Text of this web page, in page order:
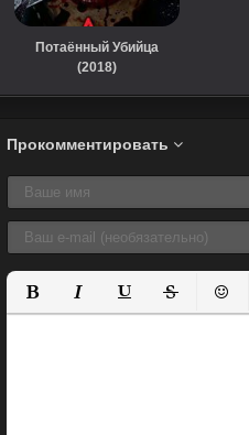
Потаённый Убийца
(2018)
Прокомментировать
Полужирный
КурсивПодчеркнутый